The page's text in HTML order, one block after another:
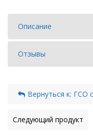
Описание
Отзывы
Вернуться к: ГСО
Следующий продукт